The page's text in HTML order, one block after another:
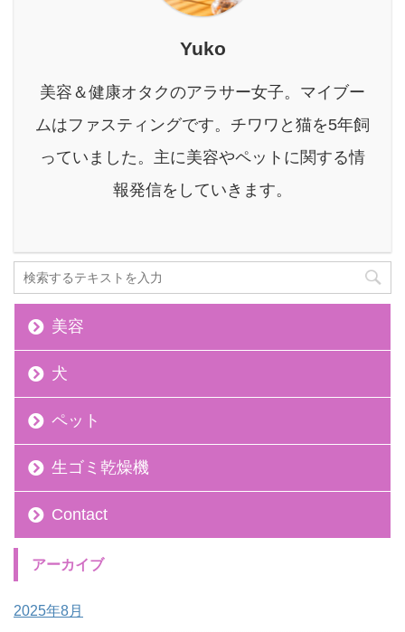
てる時の億劫さ。日々の
トレスが積み重なってい
うな悩みを持つ方におす
すめしたいのが、家庭用
パリキュー」シリーズで
だけ ...
Yuko
美容＆健康オタクのアラサー女子。マイブー
ムはファスティングです。チワワと猫を5年飼
っていました。主に美容やペットに関する情
報発信をしていきます。
美容
犬
ペット
生ゴミ乾燥機
Contact
アーカイブ
2025年8月